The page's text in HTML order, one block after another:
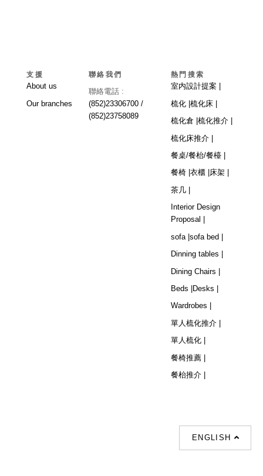
ENGLISH
支援
About us
Our branches
聯絡我們
聯絡電話 :
(852)23306700 /
(852)23758089
熱門搜索
室内設計提案 |
梳化 |梳化床 |
梳化倉 | 梳化推介 |
梳化床推介 |
餐桌/餐枱/餐檯 |
餐椅 | 衣櫃 | 床架 |
茶几 |
Interior Design
Proposal |
sofa |sofa bed |
Dinning tables |
Dining Chairs |
Beds |
Desks |
Wardrobes |
單人梳化推介 |
單人梳化 |
餐椅推薦 |
餐枱推介 |